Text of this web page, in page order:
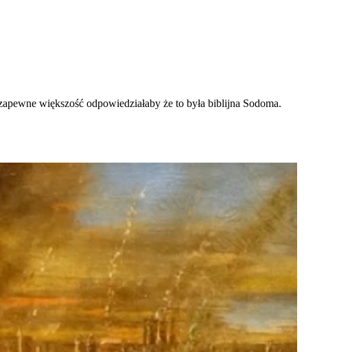
większość odpowiedziałaby że to była biblijna Sodoma.